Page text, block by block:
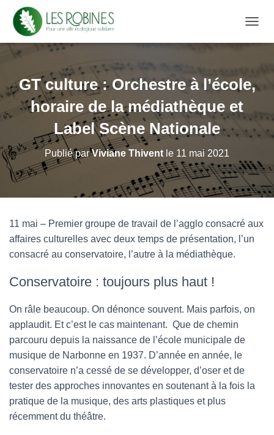
É
E
N
I
A
O
N
GT culture : Orchestre à l’école,
horaire de la médiathèque et
Label Scène Nationale
Publié parViviane Thivent le 11 mai 2021
11 mai – Premier groupe de travail de l’agglo consacré aux
affaires culturelles avec deux temps de présentation, l’un
consacré au conservatoire, l’autre à la médiathèque.
Conservatoire : toujours plus haut !
On râle beaucoup. On dénonce souvent. Mais parfois, on
applaudit. Et c’est le cas maintenant. Que de chemin
parcouru depuis la naissance de l’école municipale de
musique de Narbonne en 1937. D’année en année, le
conservatoire n’a cessé de se développer, d’oser et de
tester des approches innovantes en soutenant à la fois la
pratique de la musique, des arts plastiques et plus
récemment du théâtre.